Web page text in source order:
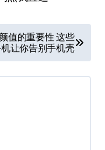
值的重要性 这些
让你告别手机壳